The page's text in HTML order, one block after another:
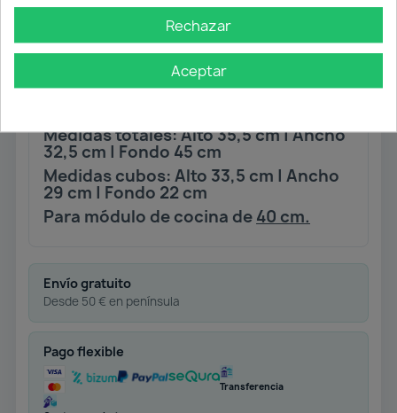
Set de 2 contenedores de 18 Litros
para montaje en el interior del
mueble.
La apertura es manual tras abrir la
puerta, mediante guías telescópicas.
Medidas totales: Alto 35,5 cm | Ancho
32,5 cm | Fondo 45 cm
Medidas cubos: Alto 33,5 cm | Ancho
29 cm | Fondo 22 cm
Para módulo de cocina de 40 cm.
Envío gratuito
Desde 50 € en península
Pago flexible
Transferencia
Rechazar
Aceptar